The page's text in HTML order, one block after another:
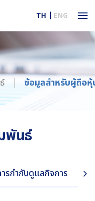
TH ENG
ข้อมูลสำหรับผู้ถือ
พันธ์
รกำกับดูแลกิจการ